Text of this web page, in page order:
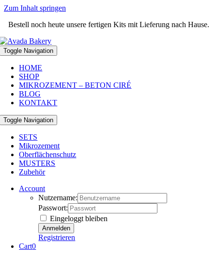
Zum Inhalt springen
Bestell noch heute unsere fertigen Kits mit Lieferung nach Hause.
Toggle Navigation
HOME
SHOP
MIKROZEMENT – BETON CIRÉ
BLOG
KONTAKT
Toggle Navigation
SETS
Mikrozement
Oberflächenschutz
MUSTERS
Zubehör
Account
Nutzername:
Passwort:
Eingeloggt bleiben
Registrieren
Cart0